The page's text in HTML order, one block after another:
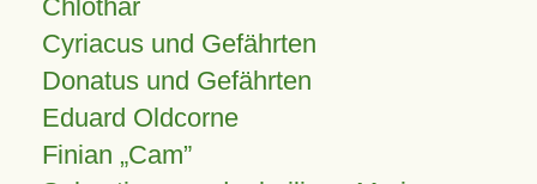
Chlothar
Cyriacus und Gefährten
Donatus und Gefährten
Eduard Oldcorne
Finian Cam